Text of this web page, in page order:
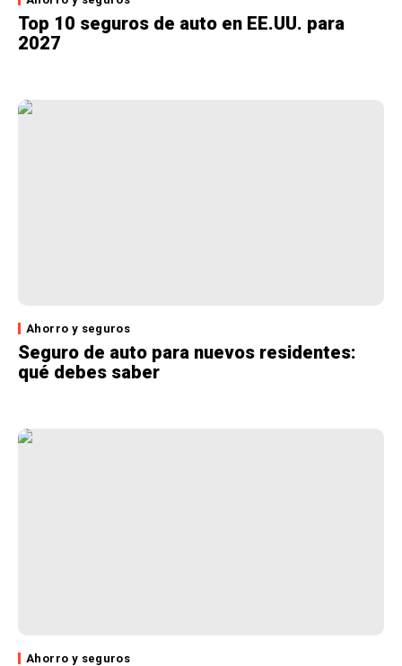
Top 10 seguros de auto en EE.UU. para
2027
Ahorro y seguros
Seguro de auto para nuevos residentes:
qué debes saber
Ahorro y seguros